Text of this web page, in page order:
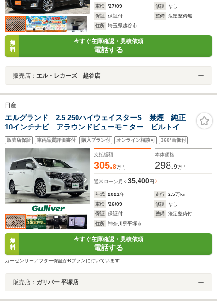
車検
'27/09 修復
なし
保証
保証付 整備
法定整備無
住所
埼玉県越谷市
無
料
今すぐ在庫確認・見積依頼
電話する
販売店： エル・レカーズ 越谷店
日産
エルグランド 2.5 250ハイウェイスターS 禁煙 純正
10インチナビ アラウンドビューモニター ビルトイン
ETC 純正ドライブレコーダー 360度セーフティアシス
ト 合皮コンビシート 革巻きステアリング 純正18イ
ンチアルミホイール LED
販売店保証 車両品質評価書付 購入プラン付 オンライン相談可 360°画像付
支払総額
305.8万円
本体価格
298.9万円
通常ローン 月々35,400円
年式 2021年 走行 2.5万km
車検
'26/09 修復
なし
保証
保証付 整備
法定整備付
住所
神奈川県平塚市
無
料
今すぐ在庫確認・見積依頼
電話する
カーセンサーアフター保証がBプランに付いています
販売店： ガリバー 平塚店